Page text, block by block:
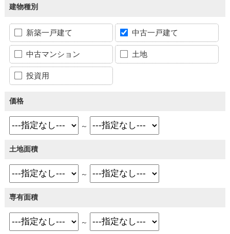
建物種別
新築一戸建て 中古一戸建て
中古マンション 土地
投資用
価格
～
土地面積
～
専有面積
～